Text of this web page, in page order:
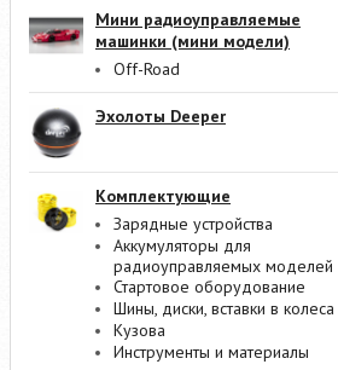
Мини радиоуправляемые
машинки (мини модели)
Off-Road
Эхолоты Deeper
Комплектующие
Зарядные устройства
Аккумуляторы для
радиоуправляемых моделей
Стартовое оборудование
Шины, диски, вставки в колеса
Кузова
Инструменты и материалы